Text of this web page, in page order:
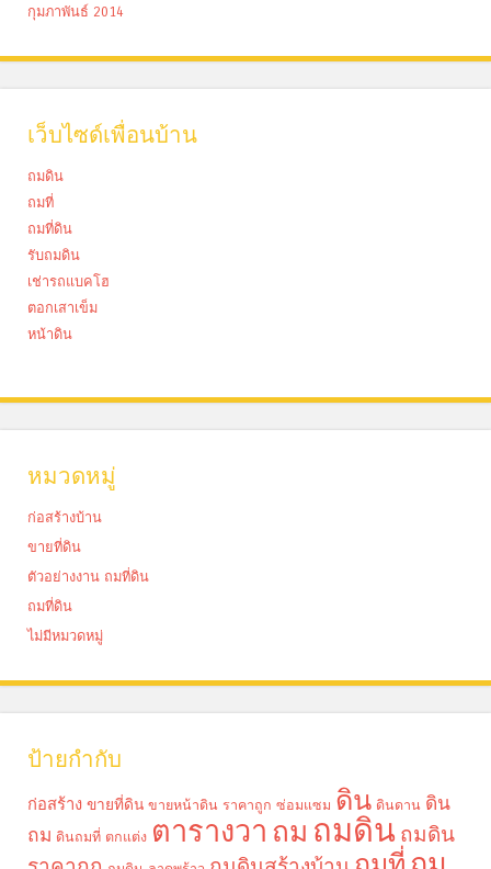
กุมภาพันธ์ 2014
เว็บไซด์เพื่อนบ้าน
ถมดิน
ถมที่
ถมที่ดิน
รับถมดิน
เช่ารถแบคโฮ
ตอกเสาเข็ม
หน้าดิน
หมวดหมู่
ก่อสร้างบ้าน
ขายที่ดิน
ตัวอย่างงาน ถมที่ดิน
ถมที่ดิน
ไม่มีหมวดหมู่
ป้ายกำกับ
ก่อสร้าง ขายที่ดิน ขายหน้าดิน ราคาถูก ซ่อมแซม ดิน ดินดาน ดิน
ถม ดินถมที่ ตกแต่ง ตารางวา ถม ถมดิน ถมดิน